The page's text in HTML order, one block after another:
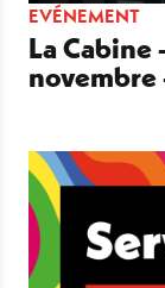
EVÉNEMENT
La
novembre